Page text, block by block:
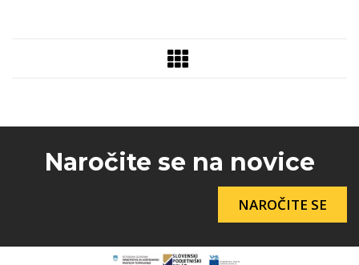
Naročite se na novice
NAROČITE SE